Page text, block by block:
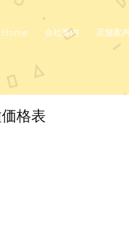
Home 会社案内 店舗案内
格表
す。